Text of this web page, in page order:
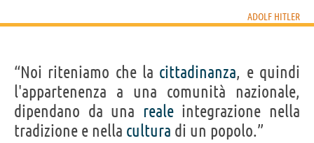
ADOLF HITLER
“Noi riteniamo che la cittadinanza, e quindi
l'appartenenza a una comunità nazionale,
dipendano da una realeintegrazione nella
tradizione e nella cultura di un popolo.”